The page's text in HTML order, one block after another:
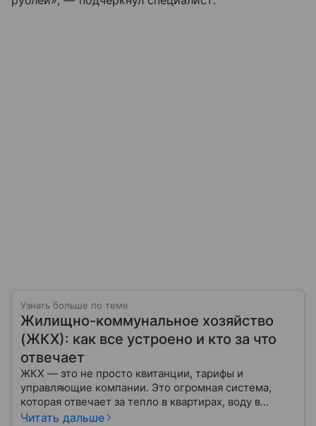
Узнать больше по теме
Жилищно-коммунальное хозяйство
(ЖКХ): как все устроено и кто за что
отвечает
ЖКХ — это не просто квитанции, тарифы и
управляющие компании. Это огромная система,
которая отвечает за тепло в квартирах, воду в
кране, освещение улиц и чистоту во дворах.
Читать дальше